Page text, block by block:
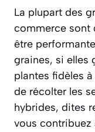
La plupart des
commerce sont
être
graines, si elles
plantes fidèles
de récolter les
hybrides, dites
vous contribuez